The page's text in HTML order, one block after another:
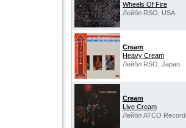
Wheels Of Fire
Лейбл RSO, USA.
Cream
Heavy Cream
Лейбл RSO, Japan.
Cream
Live Cream
Лейбл ATCO